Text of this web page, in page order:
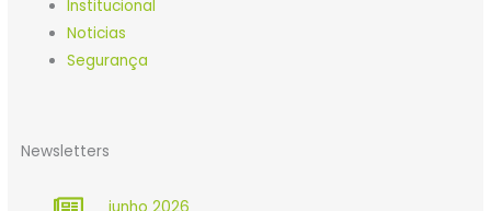
Institucional
Noticias
Segurança
Newsletters